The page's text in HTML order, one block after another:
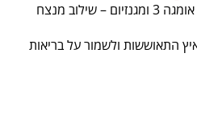
מבצע משתלם במיוחד מבית Powertech הכולל שלושה תוספים חיוניים: אבץ, אומגה 3 ומגנזיום – שילוב מנצח
התאוששות ולשמור על בריאות
ברופא. להרחיק מהישג ידם של
סופר.